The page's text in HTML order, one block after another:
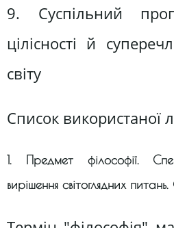
9. Суспільний
цілісності й
світу
Список використаної
1. Предмет філософії.
вирішення світоглядних